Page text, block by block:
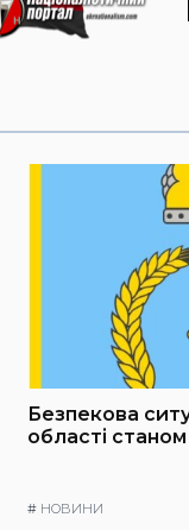
Безпекова
області
# НОВИНИ